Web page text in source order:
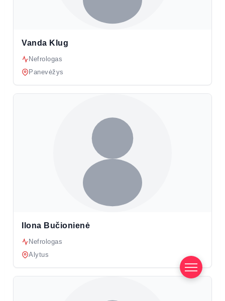
Vanda Klug
Nefrologas
Panevėžys
Ilona Bučionienė
Nefrologas
Alytus